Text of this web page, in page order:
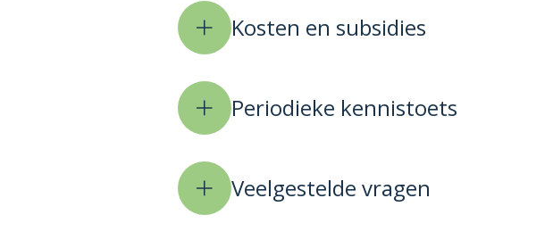
Kosten en subsidies
Periodieke kennistoets
Veelgestelde vragen